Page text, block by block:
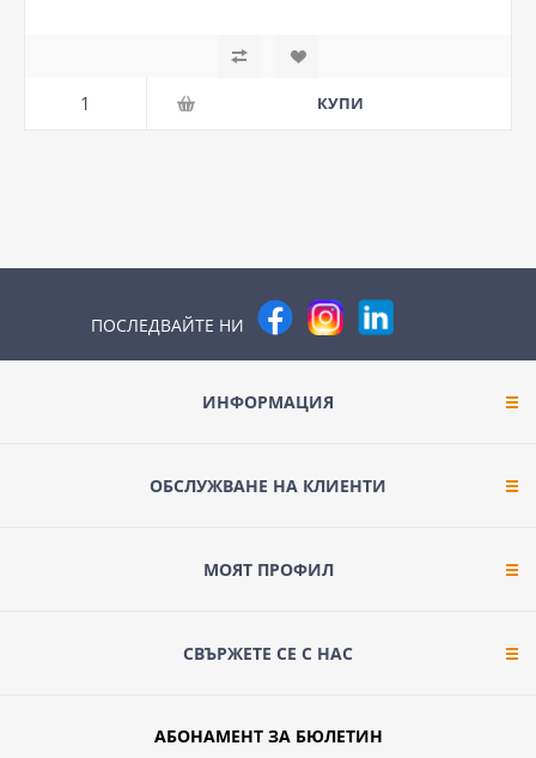
ПОСЛЕДВАЙТЕ НИ
ИНФОРМАЦИЯ
ОБСЛУЖВАНЕ НА КЛИЕНТИ
МОЯТ ПРОФИЛ
СВЪРЖЕТЕ СЕ С НАС
АБОНАМЕНТ ЗА БЮЛЕТИН